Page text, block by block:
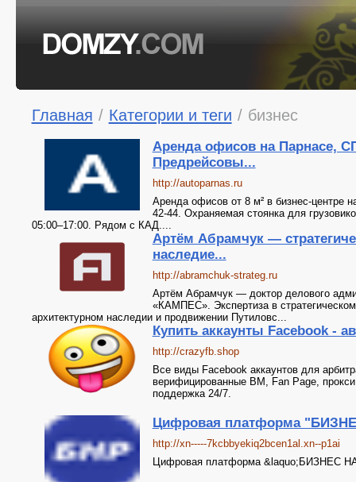
Главная / Категории и теги / бизнес
Аренда офисов на Парнасе,
Предрейсовы...
http://autoparnas.ru
Аренда офисов от 8 м² в бизнес-центре
42-44. Охраняемая стоянка для
05:00–17:00. Рядом с КАД....
Артём Абрамчук —
наследие...
http://abramchuk-strateg.ru
Артём Абрамчук — доктор делового
«КАМПЕС». Экспертиза в
архитектурном наследии и продвижении Путиловс...
Купить аккаунты Facebook -
http://crazyfb.shop
Все виды Facebook аккаунтов для
верифицированные BM, Fan Page,
поддержка 24/7.
Цифровая платформа
http://xn-----7kcbbyekiq2bcen1al.xn--p1ai
Цифровая платформа &laquo;БИЗНЕС